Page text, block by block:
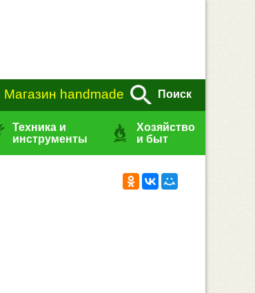
Магазин handmade Поиск
Техника и
инструменты
Хозяйство
и быт